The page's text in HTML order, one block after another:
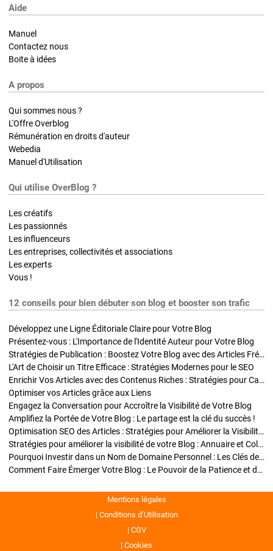
Aide
Manuel
Contactez nous
Boite à idées
A propos
Qui sommes nous ?
L'Offre Overblog
Rémunération en droits d'auteur
Webedia
Manuel d'Utilisation
Qui utilise OverBlog ?
Les créatifs
Les passionnés
Les influenceurs
Les entreprises, collectivités et associations
Les experts
Vous !
12 conseils pour bien débuter son blog et booster son trafic
Développez une Ligne Éditoriale Claire pour Votre Blog
Présentez-vous : L'Importance de l'Identité Auteur pour Votre Blog
Stratégies de Publication : Boostez Votre Blog avec des Articles Fréquents et Exclusifs
L'Art de Choisir un Titre Efficace : Stratégies Modernes pour le SEO
Enrichir Vos Articles avec des Contenus Riches : Stratégies pour Captiver et Optimiser
Optimiser vos Articles grâce aux Liens
Engagez la Conversation pour Accroître la Visibilité de Votre Blog
Amplifiez la Portée de Votre Blog : Le partage est la clé du succès !
Optimisation SEO des Articles : Stratégies pour Améliorer la Visibilité de Votre Blog
Stratégies pour améliorer la visibilité de votre Blog : Annuaire et Collaborations
Pourquoi Investir dans un Nom de Domaine Personnel : Les Clés de la Réussite de Votre Blog
Comment Faire Émerger Votre Blog : Le Pouvoir de la Patience et de la Persévérance
Mentions légales
Conditions d’Utilisation
CGV
Cookies